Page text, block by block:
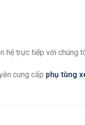
hệ trực tiếp với chúng
cung cấp phụ tùng